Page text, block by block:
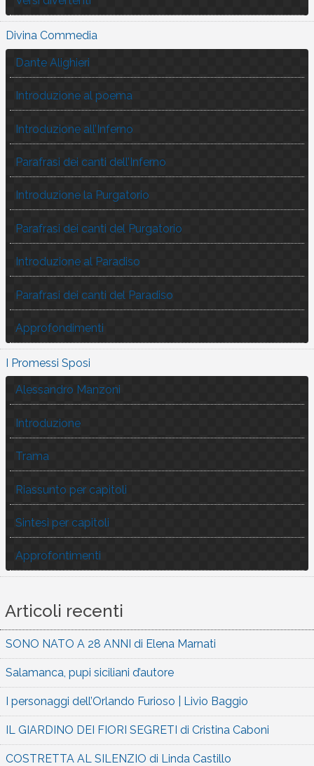
Divina Commedia
Dante Alighieri
Introduzione al poema
Introduzione all’Inferno
Parafrasi dei canti dell’Inferno
Introduzione la Purgatorio
Parafrasi dei canti del Purgatorio
Introduzione al Paradiso
Parafrasi dei canti del Paradiso
Approfondimenti
I Promessi Sposi
Alessandro Manzoni
Introduzione
Trama
Riassunto per capitoli
Sintesi per capitoli
Approfontimenti
Articoli recenti
SONO NATO A 28 ANNI di Elena Marnati
Salamanca, pupi siciliani d’autore
I personaggi dell’Orlando Furioso | Livio Baggio
IL GIARDINO DEI FIORI SEGRETI di Cristina Caboni
COSTRETTA AL SILENZIO di Linda Castillo